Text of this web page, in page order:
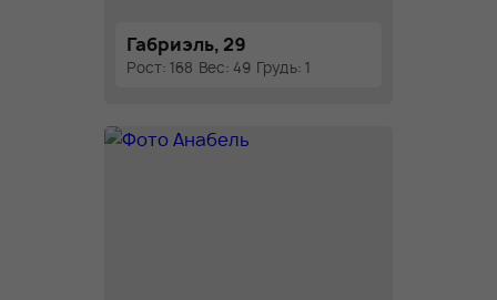
Габриэль, 29
Рост: 168 Вес: 49 Грудь: 1